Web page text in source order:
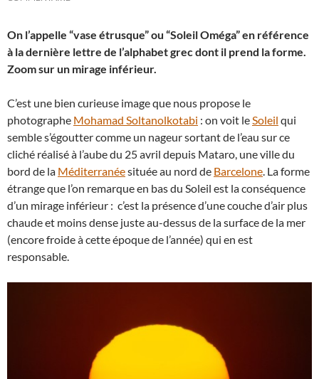
On l’appelle “vase étrusque” ou “Soleil Oméga” en référence
à la dernière lettre de l’alphabet grec dont il prend la forme.
Zoom sur un mirage inférieur.
C’est une bien curieuse image que nous propose le
photographe Mohamad Soltanolkotabi : on voit leSoleil qui
semble s’égoutter comme un nageur sortant de l’eau sur ce
cliché réalisé à l’aube du 25 avril depuis Mataro, une ville du
bord de la Méditerranéesituée au nord de Barcelone. La forme
étrange que l’on remarque en bas du Soleil est la conséquence
d’un mirage inférieur : c’est la présence d’une couche d’air plus
chaude et moins dense juste au-dessus de la surface de la mer
(encore froide à cette époque de l’année) qui en est
responsable.